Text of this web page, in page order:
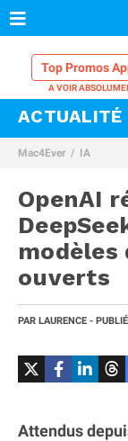
Top Promos
VPN Mac
ACTUALITÉ
Mac4Ever IA
OpenAI
modèles
ouverts
PAR LAURENCE -
Attendus